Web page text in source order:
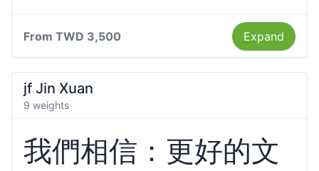
From TWD 3,500 Expand
jf Jin Xuan
9 weights
我們相信：更好的文